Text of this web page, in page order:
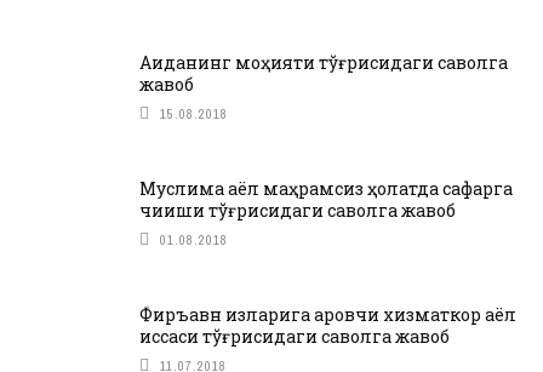
Ақиданинг моҳияти тўғрисидаги саволга
жавоб
15.08.2018
Муслима аёл маҳрамсиз ҳолатда сафарга
чиқиши тўғрисидаги саволга жавоб
01.08.2018
Фиръавн қизларига қаровчи хизматкор аёл
қиссаси тўғрисидаги саволга жавоб
11.07.2018